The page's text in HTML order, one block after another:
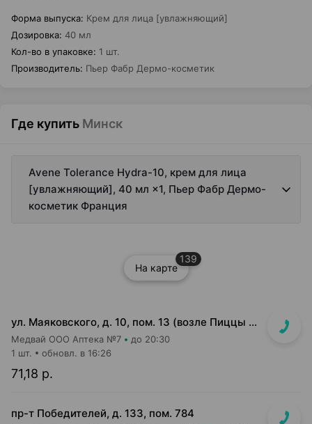
Форма выпуска: Крем для лица [увлажняющий]
Дозировка: 40 мл
Кол-во в упаковке: 1 шт.
Производитель: Пьер Фабр Дермо-косметик
Где купить Минск
Avene Tolerance Hydra-10, крем для лица
[увлажняющий], 40 мл ×1, Пьер Фабр Дермо-
косметик Франция
На карте
139
ул. Маяковского, д. 10, пом. 13 (возле Пиццы Мании)
Медвай ООО Аптека №7 до 20:30
71,18 р.
1 шт. обновл. в 16:26
пр-т Победителей, д. 133, пом. 784